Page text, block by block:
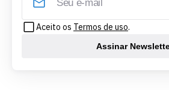
Aceito os Termos de uso.
Assinar